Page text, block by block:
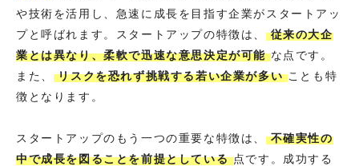
や技術を活用し、急速に成長を目指す企業がスタートアッ
プと呼ばれます。スタートアップの特徴は、従来の大企
業とは異なり、柔軟で迅速な意思決定が可能な点です。
また、 リスクを恐れず挑戦する若い企業が多いことも特
徴となります。
スタートアップのもう一つの重要な特徴は、不確実性の
中で成長を図ることを前提としている点です。成功する